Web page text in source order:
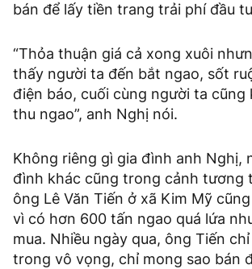
bán để lấy tiền trang trải phí đầu
“Thỏa thuận giá cả xong xuôi
thấy người ta đến bắt ngao, sốt
điện báo, cuối cùng người ta cũng
thu ngao”, anh Nghị nói.
Không riêng gì gia đình anh Nghị,
đình khác cũng trong cảnh tương
ông Lê Văn Tiến ở xã Kim Mỹ
vì có hơn 600 tấn ngao quá lứa
mua. Nhiều ngày qua, ông Tiến
trong vô vọng, chỉ mong sao bán